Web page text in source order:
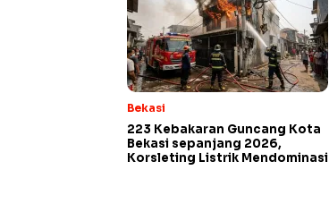
Bekasi
223 Kebakaran Guncang Kota
Bekasi sepanjang 2026,
Korsleting Listrik Mendominasi